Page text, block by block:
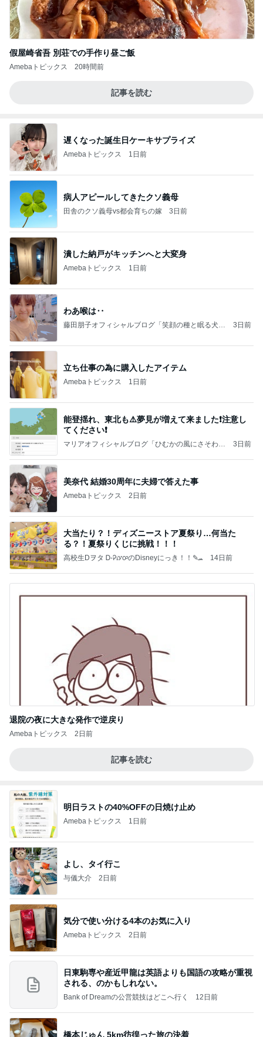
假屋崎省吾 別荘での手作り昼ご飯
Amebaトピックス 20時間前
記事を読む
遅くなった誕生日ケーキサプライズ
Amebaトピックス 1日前
病人アピールしてきたクソ義母
田舎のクソ義母vs都会育ちの嫁 3日前
潰した納戸がキッチンへと大変身
Amebaトピックス 1日前
わあ喉は‥
藤田朋子オフィシャルブログ「笑顔の種と眠る犬」
3日前
立ち仕事の為に購入したアイテム
Amebaトピックス 1日前
能登揺れ、東北も⚠️夢見が増えて来ました❗️注意し
てください❗️
マリアオフィシャルブログ「ひむかの風にさそわれ
3日前
美奈代 結婚30周年に夫婦で答えた事
Amebaトピックス 2日前
大当たり？！ディズニーストア夏祭り…何当た
る？！夏祭りくじに挑戦！！！
高校生Dヲタ Ꭰ-ᎮꭵꭹꭴのDisneyにっき！！✎ܚ 14日前
退院の夜に大きな発作で逆戻り
Amebaトピックス 2日前
記事を読む
明日ラストの40%OFFの日焼け止め
Amebaトピックス 1日前
よし、タイ行こ
与儀大介 2日前
気分で使い分ける4本のお気に入り
Amebaトピックス 2日前
日東駒専や産近甲龍は英語よりも国語の攻略が重視
される、のかもしれない。
Bank of Dreamの公営競技はどこへ行く 12日前
橋本じゅん 5km彷徨った旅の決着